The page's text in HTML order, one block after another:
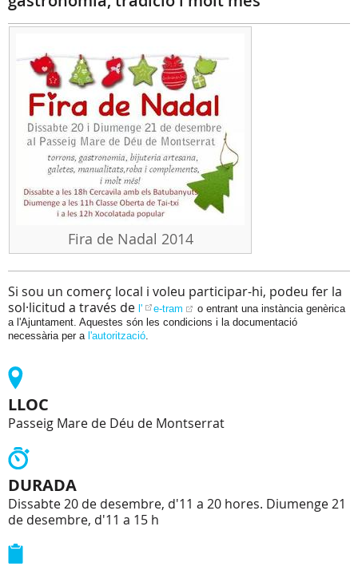
Fira de Nadal 2014
Si sou un comerç local i voleu participar-hi, podeu fer la
sol·licitud a través de l' e-tram
o entrant una instància genèrica
a l'Ajuntament. Aquestes són les condicions i la documentació
necessària per a l'autorització.
LLOC
Passeig Mare de Déu de Montserrat
DURADA
Dissabte 20 de desembre, d'11 a 20 hores. Diumenge 21
de desembre, d'11 a 15 h